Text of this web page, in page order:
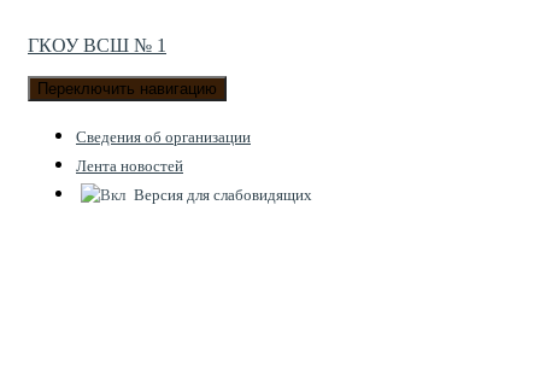
ГКОУ ВСШ № 1
Переключить навигацию
Cведения об организации
Лента новостей
Версия для слабовидящих